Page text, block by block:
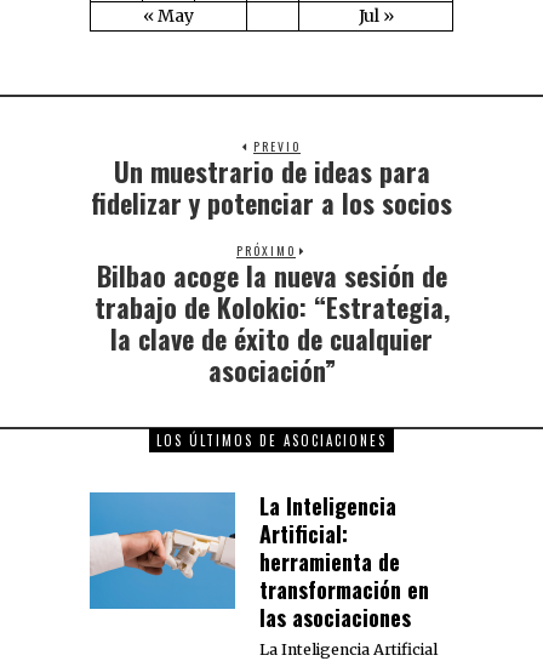
« May Jul »
PREVIO
Un muestrario de ideas para
fidelizar y potenciar a los socios
PRÓXIMO
Bilbao acoge la nueva sesión de
trabajo de Kolokio: “Estrategia,
la clave de éxito de cualquier
asociación”
LOS ÚLTIMOS DE ASOCIACIONES
La Inteligencia
Artificial:
herramienta de
transformación en
las asociaciones
La Inteligencia Artificial